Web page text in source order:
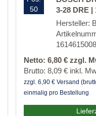
50
3-28 DRE |
Hersteller:
1614615008
Netto: 6,80 € zzgl.
Brutto: 8,09 € inkl.
zzgl. 6,90 € Versand
einmalig pro Bestellung